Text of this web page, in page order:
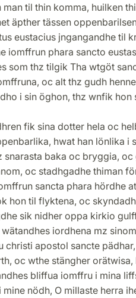
man til thin komma, huilken
äpther tässen
eustacius jngangandhe til
iomffrun phara sancto
som thz tilgik Tha wtgöt
oc alt thz gudh
i sin öghon, thz wnfik hon
fik sina dotter hela oc
hwat han lönlika i
snarasta baka oc bryggia,
oc stadhgadhe thiman
sancta phara hördhe
hon til flyktena, oc
sik nidher oppa kirkio
iordhena mz
christi apostol sancte
oc wthe stängher
bliffua iomffru i mina
mine nödh, O millaste herra